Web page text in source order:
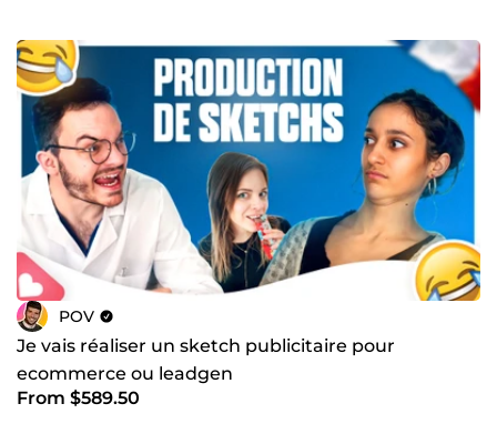
POV
Je vais réaliser un sketch publicitaire pour
ecommerce ou leadgen
From $589.50